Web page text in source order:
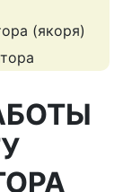
(якоря)